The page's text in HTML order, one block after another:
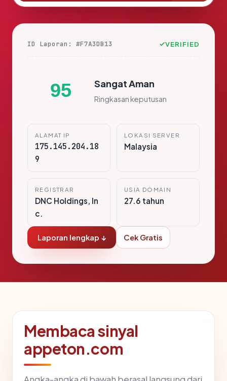
ID Laporan: #F7A3DB13 VERIFIED
95 Sangat Aman
Ringkasan keputusan
ALAMAT IP
175.145.204.18
9
LOKASI SERVER
Malaysia
REGISTRAR
DNC Holdings, In
c.
USIA DOMAIN
27.6 tahun
Laporan lengkap ↓ Cek Gratis
Membaca sinyal
appeton.com